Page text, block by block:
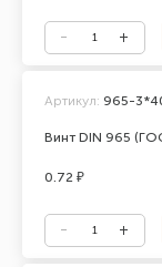
Винт DIN 965
Артикул: 965-
0.72 ₽